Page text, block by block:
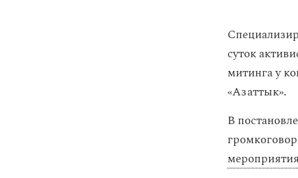
суток
митинга у
«Азаттык».
В